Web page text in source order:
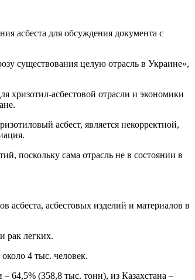
асбеста для обсуждения документа с
существования целую отрасль в Украине»,
хризотил-асбестовой отрасли и экономики
асбест, является некорректной,
поскольку сама отрасль не в состоянии в
асбестовых изделий и материалов в
рак легких.
4 тыс. человек.
64,5% (358,8 тыс. тонн), из Казахстана –